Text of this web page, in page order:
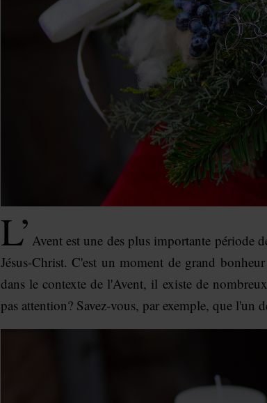
L’ Avent est une des plus importante période
Jésus-Christ. C'est un moment de grand
dans le contexte de l'Avent, il existe de
pas attention? Savez-vous, par exemple, que l'un